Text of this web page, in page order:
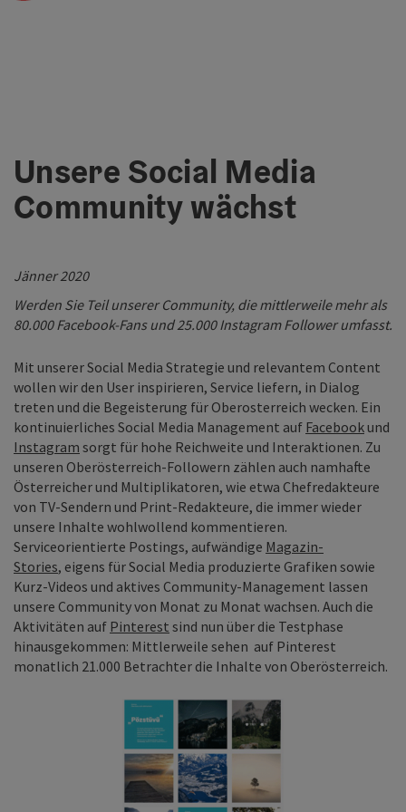
Unsere Social Media
Community wächst
Jänner 2020
Werden Sie Teil unserer Community, die mittlerweile mehr als
80.000 Facebook-Fans und 25.000 Instagram Follower umfasst.
Mit unserer Social Media Strategie und relevantem Content
wollen wir den User inspirieren, Service liefern, in Dialog
treten und die Begeisterung für Oberosterreich wecken. Ein
kontinuierliches Social Media Management auf Facebookund
Instagram sorgt für hohe Reichweite und Interaktionen. Zu
unseren Oberösterreich-Followern zählen auch namhafte
Österreicher und Multiplikatoren, wie etwa Chefredakteure
von TV-Sendern und Print-Redakteure, die immer wieder
unsere Inhalte wohlwollend kommentieren.
Serviceorientierte Postings, aufwändige Magazin-
Stories, eigens für Social Media produzierte Grafiken sowie
Kurz-Videos und aktives Community-Management lassen
unsere Community von Monat zu Monat wachsen. Auch die
Aktivitäten auf Pinterest sind nun über die Testphase
hinausgekommen: Mittlerweile sehen auf Pinterest
monatlich 21.000 Betrachter die Inhalte von Oberösterreich.